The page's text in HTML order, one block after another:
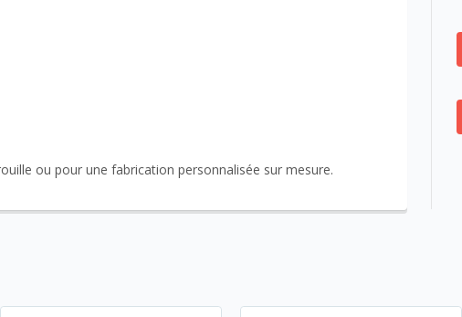
ou pour une fabrication personnalisée sur mesure.